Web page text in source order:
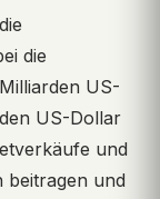
die
US-
US-Dollar
und
beitragen und